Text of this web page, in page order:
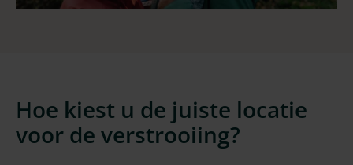
Hoe kiest u de juiste locatie
voor de verstrooiing?